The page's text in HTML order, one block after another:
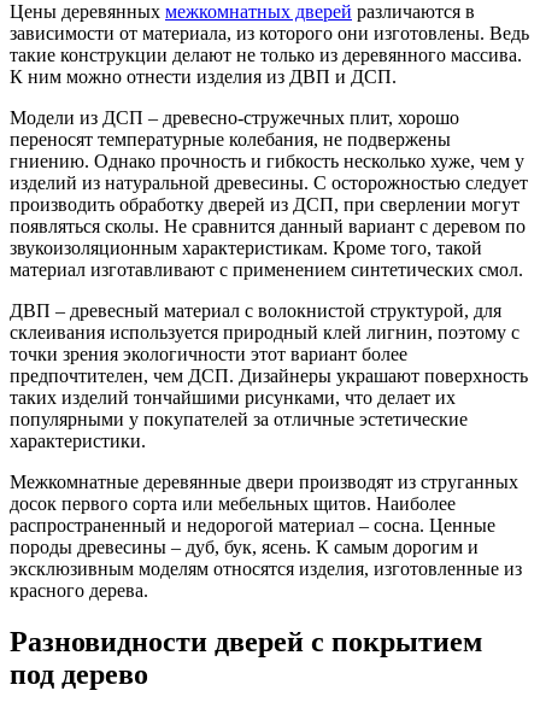
Цены деревянных межкомнатных дверей различаются в
зависимости от материала, из которого они изготовлены. Ведь
такие конструкции делают не только из деревянного массива.
К ним можно отнести изделия из ДВП и ДСП.
Модели из ДСП – древесно-стружечных плит, хорошо
переносят температурные колебания, не подвержены
гниению. Однако прочность и гибкость несколько хуже, чем у
изделий из натуральной древесины. С осторожностью следует
производить обработку дверей из ДСП, при сверлении могут
появляться сколы. Не сравнится данный вариант с деревом по
звукоизоляционным характеристикам. Кроме того, такой
материал изготавливают с применением синтетических смол.
ДВП – древесный материал с волокнистой структурой, для
склеивания используется природный клей лигнин, поэтому с
точки зрения экологичности этот вариант более
предпочтителен, чем ДСП. Дизайнеры украшают поверхность
таких изделий тончайшими рисунками, что делает их
популярными у покупателей за отличные эстетические
характеристики.
Межкомнатные деревянные двери производят из струганных
досок первого сорта или мебельных щитов. Наиболее
распространенный и недорогой материал – сосна. Ценные
породы древесины – дуб, бук, ясень. К самым дорогим и
эксклюзивным моделям относятся изделия, изготовленные из
красного дерева.
Разновидности дверей с покрытием
под дерево